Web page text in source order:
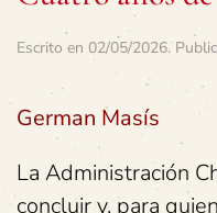
Escrito en 02/05/2026.
German Masís
La Administración
concluir y, para